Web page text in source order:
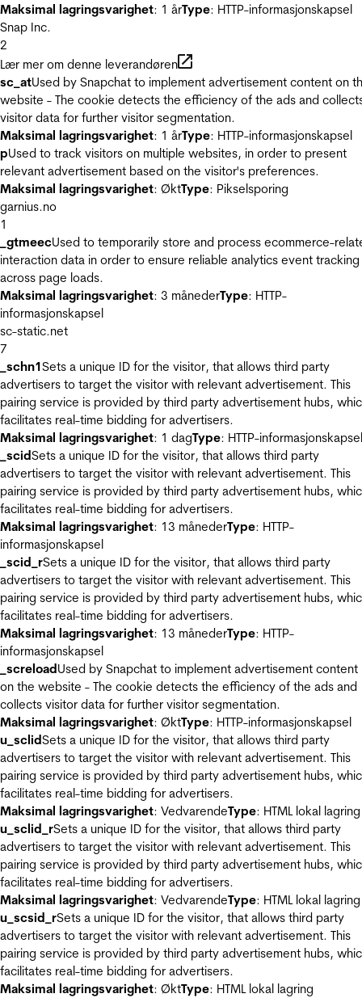
Maksimal lagringsvarighet: 1 årType: HTTP-informasjonskapsel
Snap Inc.
2
Lær mer om denne leverandøren
sc_atUsed by Snapchat to implement advertisement content on
website - The cookie detects the efficiency of the ads and
visitor data for further visitor segmentation.
Maksimal lagringsvarighet: 1 årType: HTTP-informasjonskapsel
pUsed to track visitors on multiple websites, in order to present
relevant advertisement based on the visitor's preferences.
Maksimal lagringsvarighet: ØktType: Pikselsporing
garnius.no
1
_gtmeecUsed to temporarily store and process ecommerce-
interaction data in order to ensure reliable analytics event tracking
across page loads.
Maksimal lagringsvarighet: 3 månederType: HTTP-
informasjonskapsel
sc-static.net
7
_schn1Sets a unique ID for the visitor, that allows third party
advertisers to target the visitor with relevant advertisement. This
pairing service is provided by third party advertisement hubs,
facilitates real-time bidding for advertisers.
Maksimal lagringsvarighet: 1 dagType: HTTP-informasjonskapsel
_scidSets a unique ID for the visitor, that allows third party
advertisers to target the visitor with relevant advertisement. This
pairing service is provided by third party advertisement hubs,
facilitates real-time bidding for advertisers.
Maksimal lagringsvarighet: 13 månederType: HTTP-
informasjonskapsel
_scid_rSets a unique ID for the visitor, that allows third party
advertisers to target the visitor with relevant advertisement. This
pairing service is provided by third party advertisement hubs,
facilitates real-time bidding for advertisers.
Maksimal lagringsvarighet: 13 månederType: HTTP-
informasjonskapsel
_screloadUsed by Snapchat to implement advertisement content
on the website - The cookie detects the efficiency of the ads and
collects visitor data for further visitor segmentation.
Maksimal lagringsvarighet: ØktType: HTTP-informasjonskapsel
u_sclidSets a unique ID for the visitor, that allows third party
advertisers to target the visitor with relevant advertisement. This
pairing service is provided by third party advertisement hubs,
facilitates real-time bidding for advertisers.
Maksimal lagringsvarighet: VedvarendeType: HTML lokal lagring
u_sclid_rSets a unique ID for the visitor, that allows third party
advertisers to target the visitor with relevant advertisement. This
pairing service is provided by third party advertisement hubs,
facilitates real-time bidding for advertisers.
Maksimal lagringsvarighet: VedvarendeType: HTML lokal lagring
u_scsid_rSets a unique ID for the visitor, that allows third party
advertisers to target the visitor with relevant advertisement. This
pairing service is provided by third party advertisement hubs,
facilitates real-time bidding for advertisers.
Maksimal lagringsvarighet: ØktType: HTML lokal lagring